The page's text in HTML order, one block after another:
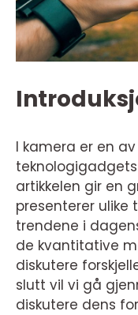
I kamera er en
artikkelen gir en
presenterer ulike
trendene i
de kvantitative
diskutere
slutt vil vi gå
diskutere dens